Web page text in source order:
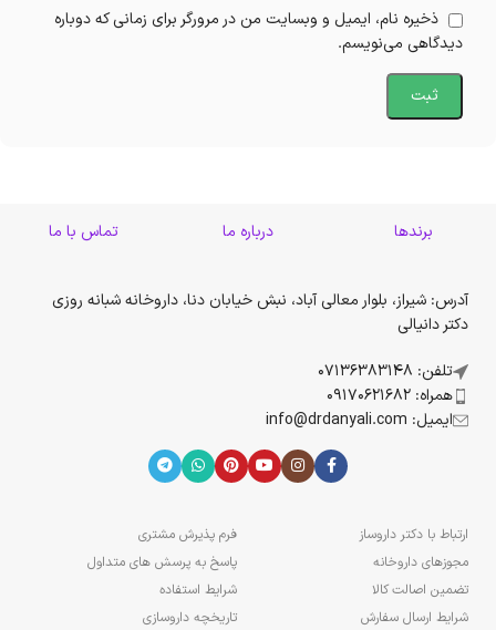
ذخیره نام، ایمیل و وبسایت من در مرورگر برای زمانی که دوباره
دیدگاهی می‌نویسم.
برندها درباره ما تماس با ما
آدرس: شیراز، بلوار معالی آباد، نبش خیابان دنا، داروخانه شبانه روزی
دکتر دانیالی
تلفن: 07136383148
همراه: 09170621682
ایمیل: info@drdanyali.com
ارتباط با دکتر داروساز
مجوزهای داروخانه
تضمین اصالت کالا
شرایط ارسال سفارش
فرم پذیرش مشتری
پاسخ به پرسش های متداول
شرایط استفاده
تاریخچه داروسازی